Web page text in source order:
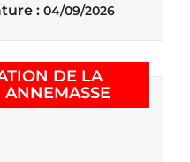
: 04/09/2026
DE LA
ANNEMASSE